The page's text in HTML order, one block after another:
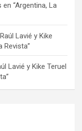
“Argentina, La
Lavié y Kike
Revista”
Lavié y Kike Teruel